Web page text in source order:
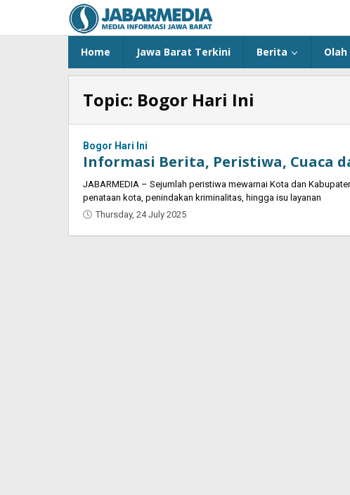
content
Home Jawa Barat Terkini Berita Olah
Topic: Bogor Hari Ini
Bogor Hari Ini
Informasi Berita, Peristiwa, Cuaca
JABARMEDIA – Sejumlah peristiwa mewarnai Kota dan
penataan kota, penindakan kriminalitas, hingga isu layanan
Thursday, 24 July 2025